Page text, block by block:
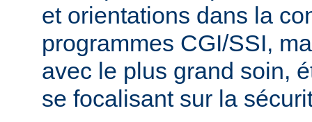
et orientations dans la
programmes CGI/SSI,
avec le plus grand soin,
se focalisant sur la